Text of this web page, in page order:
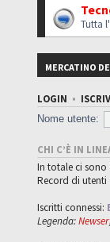
Tutta
MERCATINO
LOGIN •
Nome utente:
CHI C’È IN
In totale ci sono
Record di utenti
Iscritti connessi:
Legenda:Newser,